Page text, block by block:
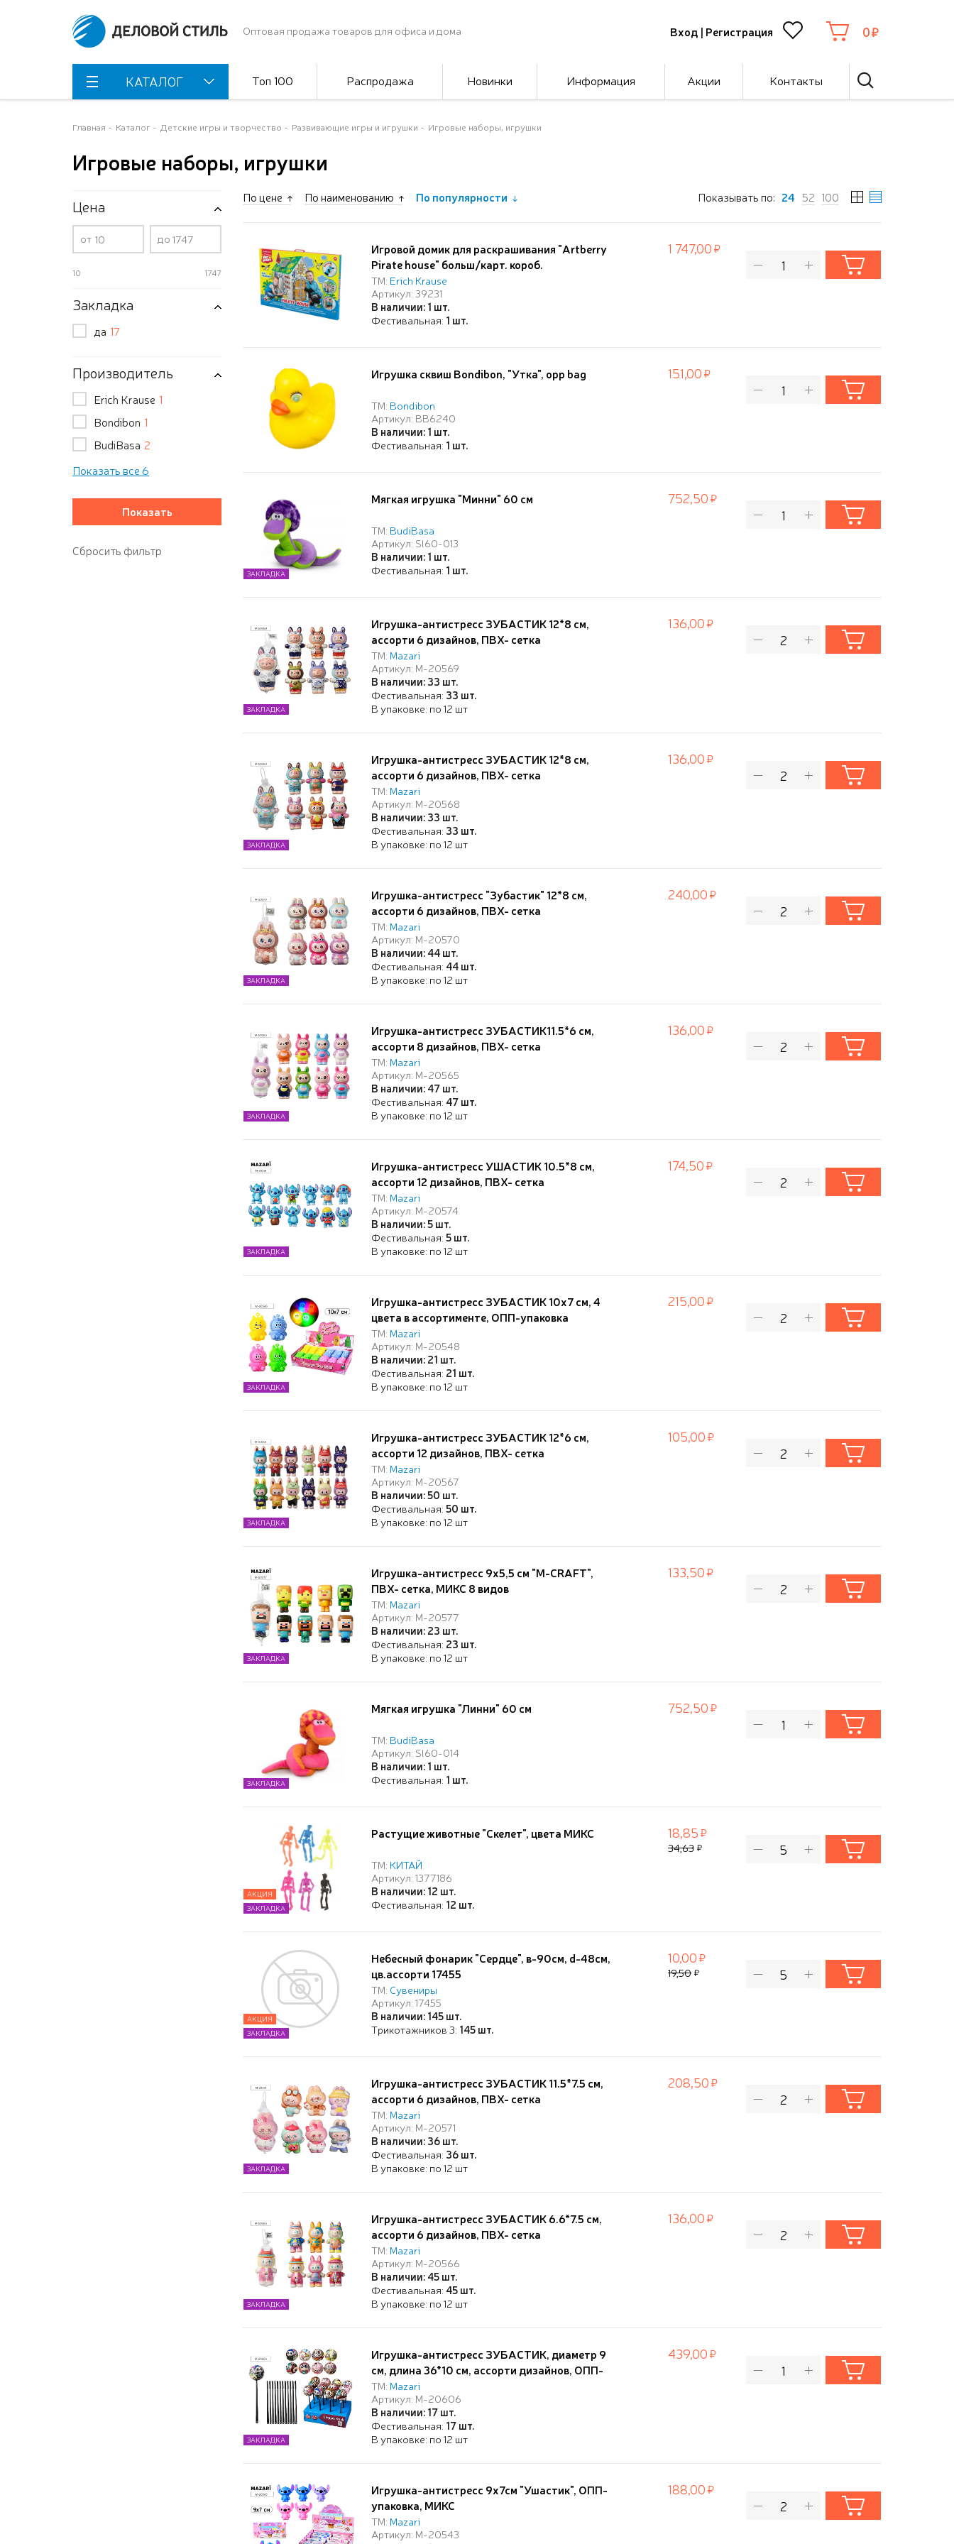
Оптовая продажа товаров для офиса и дома Вход | Регистрация 0
КАТАЛОГ Топ 100 Распродажа Новинки Информация Акции Контакты
Главная Каталог Детские игры и творчество Развивающие игры и игрушки Игровые наборы, игрушки
Игровые наборы, игрушки
Цена
от до
10 1747
Закладка
да 17
Производитель
Erich Krause 1
Bondibon 1
BudiBasa 2
Показать все 6
По цене По наименованию По популярности Показывать по: 24 52 100
Игровой домик для раскрашивания "Artberry
Pirate house" больш/карт. короб.
(840*620*930 мм)
ТМ: Erich Krause
Артикул: 39231
В наличии: 1 шт.
Фестивальная: 1 шт.
1 747,00
Игрушка сквиш Bondibon, "Утка", opp bag
ТМ: Bondibon
Артикул: ВВ6240
В наличии: 1 шт.
Фестивальная: 1 шт.
151,00
Мягкая игрушка "Минни" 60 см
ТМ: BudiBasa
Артикул: Sl60-013
В наличии: 1 шт.
Фестивальная: 1 шт.
ЗАКЛАДКА
752,50
Игрушка-антистресс ЗУБАСТИК 12*8 см,
ассорти 6 дизайнов, ПВХ- сетка
ТМ: Mazari
Артикул: M-20569
В наличии: 33 шт.
Фестивальная: 33 шт.
В упаковке: по 12 шт
ЗАКЛАДКА
136,00
Игрушка-антистресс ЗУБАСТИК 12*8 см,
ассорти 6 дизайнов, ПВХ- сетка
ТМ: Mazari
Артикул: M-20568
В наличии: 33 шт.
Фестивальная: 33 шт.
В упаковке: по 12 шт
ЗАКЛАДКА
136,00
Игрушка-антистресс "Зубастик" 12*8 см,
ассорти 6 дизайнов, ПВХ- сетка
ТМ: Mazari
Артикул: M-20570
В наличии: 44 шт.
Фестивальная: 44 шт.
В упаковке: по 12 шт
ЗАКЛАДКА
240,00
Игрушка-антистресс ЗУБАСТИК11.5*6 см,
ассорти 8 дизайнов, ПВХ- сетка
ТМ: Mazari
Артикул: M-20565
В наличии: 47 шт.
Фестивальная: 47 шт.
В упаковке: по 12 шт
ЗАКЛАДКА
136,00
Игрушка-антистресс УШАСТИК 10.5*8 см,
ассорти 12 дизайнов, ПВХ- сетка
ТМ: Mazari
Артикул: M-20574
В наличии: 5 шт.
Фестивальная:5 шт.
В упаковке: по 12 шт
ЗАКЛАДКА
174,50
Игрушка-антистресс ЗУБАСТИК 10х7 см, 4
цвета в ассортименте, ОПП-упаковка
ТМ: Mazari
Артикул: M-20548
В наличии: 21 шт.
Фестивальная: 21 шт.
В упаковке: по 12 шт
ЗАКЛАДКА
215,00
Игрушка-антистресс ЗУБАСТИК 12*6 см,
ассорти 12 дизайнов, ПВХ- сетка
ТМ: Mazari
Артикул: M-20567
В наличии: 50 шт.
Фестивальная:50 шт.
В упаковке: по 12 шт
ЗАКЛАДКА
105,00
Игрушка-антистресс 9х5,5 см "M-CRAFT",
ПВХ- сетка, МИКС 8 видов
ТМ: Mazari
Артикул: M-20577
В наличии: 23 шт.
Фестивальная: 23 шт.
В упаковке: по 12 шт
ЗАКЛАДКА
133,50
Мягкая игрушка "Линни" 60 см
ТМ: BudiBasa
Артикул: Sl60-014
В наличии: 1 шт.
Фестивальная: 1 шт.
ЗАКЛАДКА
752,50
Растущие животные "Скелет", цвета МИКС
ТМ: КИТАЙ
Артикул: 1377186
В наличии: 12 шт.
Фестивальная: 12 шт.
АКЦИЯ
ЗАКЛАДКА
18,85
34,63
Небесный фонарик "Сердце", в-90см, d-48см,
цв.ассорти 17455
ТМ: Сувениры
Артикул: 17455
В наличии: 145 шт.
Трикотажников 3: 145 шт.
АКЦИЯ
ЗАКЛАДКА
10,00
19,50
Игрушка-антистресс ЗУБАСТИК 11.5*7.5 см,
ассорти 6 дизайнов, ПВХ- сетка
ТМ: Mazari
Артикул: M-20571
В наличии: 36 шт.
Фестивальная: 36 шт.
В упаковке: по 12 шт
ЗАКЛАДКА
208,50
Игрушка-антистресс ЗУБАСТИК 6.6*7.5 см,
ассорти 6 дизайнов, ПВХ- сетка
ТМ: Mazari
Артикул: M-20566
В наличии: 45 шт.
Фестивальная: 45 шт.
В упаковке: по 12 шт
ЗАКЛАДКА
136,00
Игрушка-антистресс ЗУБАСТИК, диаметр 9
см, длина 36*10 см, ассорти дизайнов, ОПП-
упаковка/картонный дисплей
ТМ: Mazari
Артикул: M-20606
В наличии: 17 шт.
Фестивальная: 17 шт.
В упаковке: по 12 шт
ЗАКЛАДКА
439,00
Игрушка-антистресс 9х7см "Ушастик", ОПП-
упаковка, МИКС
ТМ: Mazari
Артикул: M-20543
188,00